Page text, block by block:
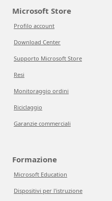
Microsoft Store
Profilo account
Download Center
Supporto Microsoft Store
Resi
Monitoraggio ordini
Riciclaggio
Garanzie commerciali
Formazione
Microsoft Education
Dispositivi per l'istruzione